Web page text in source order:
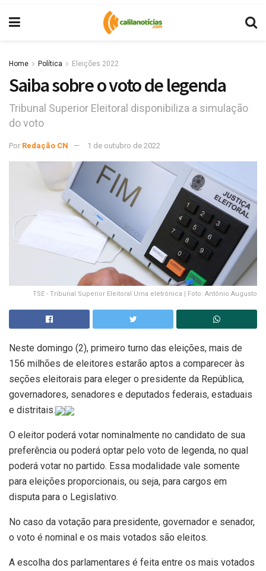
Home Política Eleições 2022
Saiba sobre o voto de legenda
Tribunal Superior Eleitoral disponibiliza a simulação
do voto
Por Redação CN 1 de outubro de 2022
TSE - Tribunal Superior Eleitoral Urna eletrônica | Foto: Antônio Augusto
Neste domingo (2), primeiro turno das eleições, mais de
156 milhões de eleitores estarão aptos a comparecer às
seções eleitorais para eleger o presidente da República,
governadores, senadores e deputados federais, estaduais
e distritais.
O eleitor poderá votar nominalmente no candidato de sua
preferência ou poderá optar pelo voto de legenda, no qual
poderá votar no partido. Essa modalidade vale somente
para eleições proporcionais, ou seja, para cargos em
disputa para o Legislativo.
No caso da votação para presidente, governador e senador,
o voto é nominal e os mais votados são eleitos.
A escolha dos parlamentares é feita entre os mais votados